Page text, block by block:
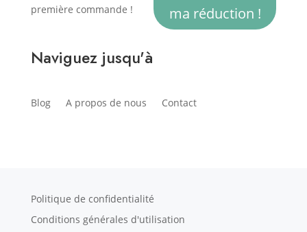
première commande !
ma réduction !
Naviguez jusqu'à
Blog A propos de nous Contact
Politique de confidentialité
Conditions générales d'utilisation